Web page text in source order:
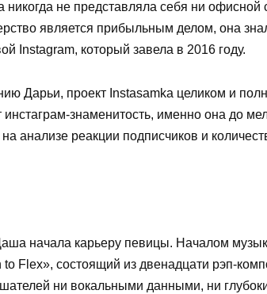
никогда не представляла себя ни
является прибыльным делом, она
Instagram, который завела в 2016 году.
Дарьи, проект Instasamka целиком и
инстаграм-знаменитость, именно она до
анализе реакции подписчиков и
начала карьеру певицы. Началом
Flex», состоящий из двенадцати рэп-
ни вокальными данными, ни